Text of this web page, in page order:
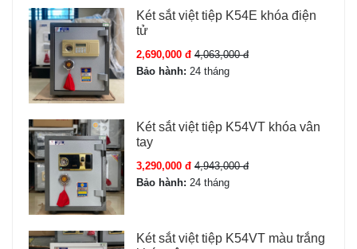
Tính năng thông minh
Mở két đa phương thức:vân tay, mã số, app Wifi, chìa
Cảm biến vân tay FPC 3 lớp: Nhận diện chính xác cao,
không sao chép được
App điện thoại Wifi:
cảnh báo bất thường
Báo động chống trộm:
chuyển trái phép
Pin dự phòng:4 pin AA Alkaline + chìa cơ dự phòng khi
Két sắt việt tiệp K54E khóa điện
tử
2,690,000 đ 4,063,000 đ
Bảo hành: 24 tháng
Két sắt việt tiệp K54VT khóa vân
tay
3,290,000 đ 4,943,000 đ
Bảo hành: 24 tháng
Két sắt việt tiệp K54VT màu trắng